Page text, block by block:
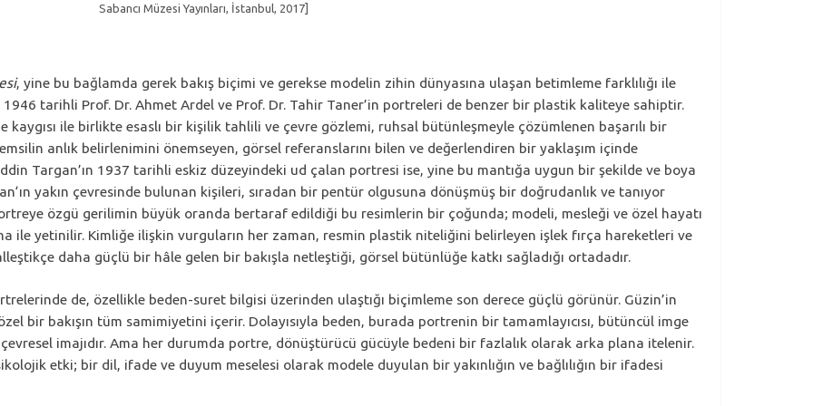
Sabancı Müzesi Yayınları, İstanbul, 2017]
, yine bu bağlamda gerek bakış biçimi ve gerekse modelin zihin dünyasına ulaşan betimleme farklılığı ile
tarihli Prof. Dr. Ahmet Ardel ve Prof. Dr. Tahir Taner’in portreleri de benzer bir plastik kaliteye sahiptir.
kaygısı ile birlikte esaslı bir kişilik tahlili ve çevre gözlemi, ruhsal bütünleşmeyle çözümlenen başarılı bir
anlık belirlenimini önemseyen, görsel referanslarını bilen ve değerlendiren bir yaklaşım içinde
Targan’ın 1937 tarihli eskiz düzeyindeki ud çalan portresi ise, yine bu mantığa uygun bir şekilde ve boya
yakın çevresinde bulunan kişileri, sıradan bir pentür olgusuna dönüşmüş bir doğrudanlık ve tanıyor
özgü gerilimin büyük oranda bertaraf edildiği bu resimlerin bir çoğunda; modeli, mesleği ve özel hayatı
ile yetinilir. Kimliğe ilişkin vurguların her zaman, resmin plastik niteliğini belirleyen işlek fırça hareketleri ve
daha güçlü bir hâle gelen bir bakışla netleştiği, görsel bütünlüğe katkı sağladığı ortadadır.
de, özellikle beden-suret bilgisi üzerinden ulaştığı biçimleme son derece güçlü görünür. Güzin’in
bir bakışın tüm samimiyetini içerir. Dolayısıyla beden, burada portrenin bir tamamlayıcısı, bütüncül imge
imajıdır. Ama her durumda portre, dönüştürücü gücüyle bedeni bir fazlalık olarak arka plana itelenir.
etki; bir dil, ifade ve duyum meselesi olarak modele duyulan bir yakınlığın ve bağlılığın bir ifadesi